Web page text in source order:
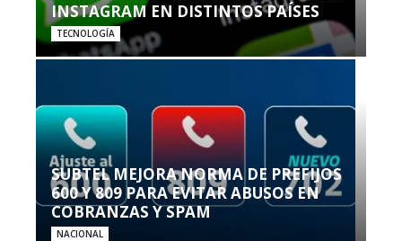
INSTAGRAM EN DISTINTOS PAÍSES
TECNOLOGÍA
SUBTEL MEJORA NORMA DE PREFIJOS
600 Y 809 PARA EVITAR ABUSOS EN
COBRANZAS Y SPAM
NACIONAL